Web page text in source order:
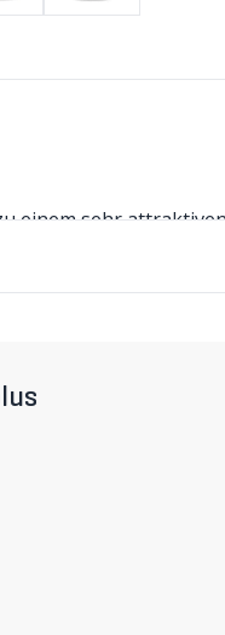
einem sehr
einem sehr attraktiven
Race-Helme, was